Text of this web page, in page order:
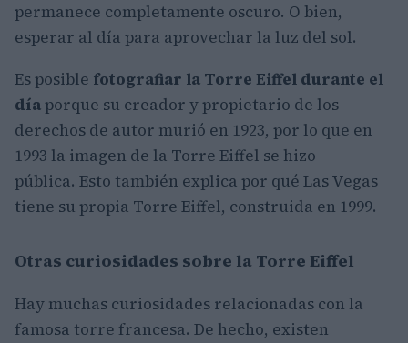
permanece completamente oscuro. O bien,
esperar al día para aprovechar la luz del sol.
Es posible fotografiar la Torre Eiffel durante el
díaporque su creador y propietario de los
derechos de autor murió en 1923, por lo que en
1993 la imagen de la Torre Eiffel se hizo
pública. Esto también explica por qué Las Vegas
tiene su propia Torre Eiffel, construida en 1999.
Otras curiosidades sobre la Torre Eiffel
Hay muchas curiosidades relacionadas con la
famosa torre francesa. De hecho, existen